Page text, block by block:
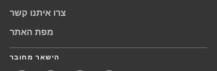
צרו איתנו קשר
מפת האתר
הישאר מחובר